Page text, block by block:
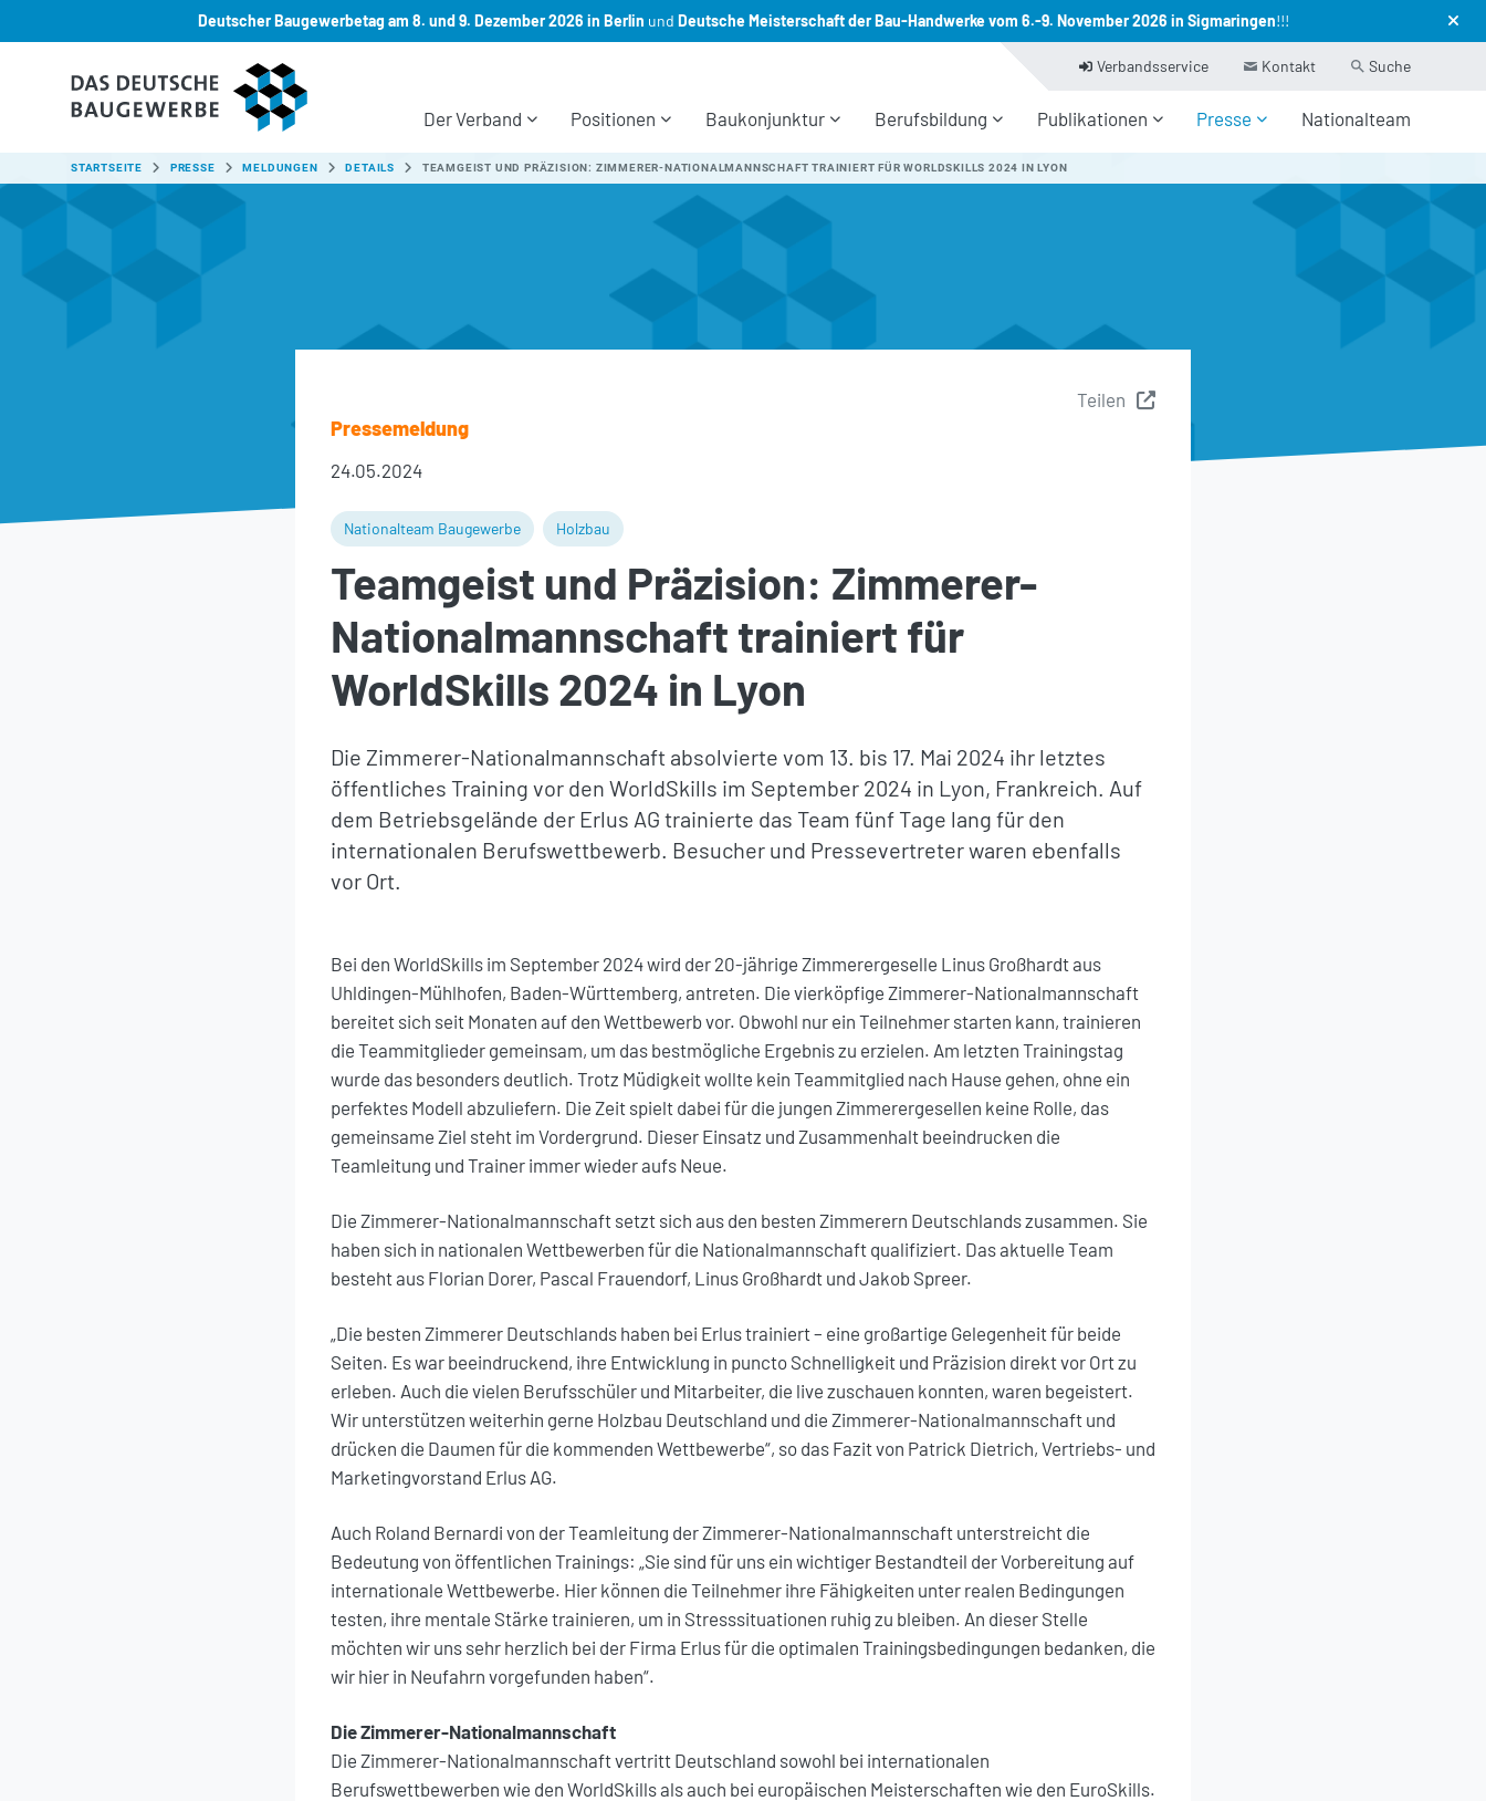
Deutscher Baugewerbetag am 8. und 9. Dezember 2026 in Berlin und Deutsche Meisterschaft der Bau-Handwerke vom 6.-9. November 2026 in Sigmaringen!!!
Der Verband Positionen Baukonjunktur Berufsbildung Publikationen Presse Nationalteam
Verbandsservice Kontakt Suche
SIE SIND HIER:
STARTSEITE PRESSE MELDUNGEN DETAILS TEAMGEIST UND PRÄZISION: ZIMMERER-NATIONALMANNSCHAFT TRAINIERT FÜR WORLDSKILLS 2024 IN LYON
Teilen
Pressemeldung
24.05.2024
Nationalteam Baugewerbe Holzbau
Teamgeist und Präzision: Zimmerer-
Nationalmannschaft trainiert für
WorldSkills 2024 in Lyon
Die Zimmerer-Nationalmannschaft absolvierte vom 13. bis 17. Mai 2024 ihr letztes
öffentliches Training vor den WorldSkills im September 2024 in Lyon, Frankreich. Auf
dem Betriebsgelände der Erlus AG trainierte das Team fünf Tage lang für den
internationalen Berufswettbewerb. Besucher und Pressevertreter waren ebenfalls
vor Ort.
Bei den WorldSkills im September 2024 wird der 20-jährige Zimmerergeselle Linus Großhardt aus
Uhldingen-Mühlhofen, Baden-Württemberg, antreten. Die vierköpfige Zimmerer-Nationalmannschaft
bereitet sich seit Monaten auf den Wettbewerb vor. Obwohl nur ein Teilnehmer starten kann, trainieren
die Teammitglieder gemeinsam, um das bestmögliche Ergebnis zu erzielen. Am letzten Trainingstag
wurde das besonders deutlich. Trotz Müdigkeit wollte kein Teammitglied nach Hause gehen, ohne ein
perfektes Modell abzuliefern. Die Zeit spielt dabei für die jungen Zimmerergesellen keine Rolle, das
gemeinsame Ziel steht im Vordergrund. Dieser Einsatz und Zusammenhalt beeindrucken die
Teamleitung und Trainer immer wieder aufs Neue.
Die Zimmerer-Nationalmannschaft setzt sich aus den besten Zimmerern Deutschlands zusammen. Sie
haben sich in nationalen Wettbewerben für die Nationalmannschaft qualifiziert. Das aktuelle Team
besteht aus Florian Dorer, Pascal Frauendorf, Linus Großhardt und Jakob Spreer.
„Die besten Zimmerer Deutschlands haben bei Erlus trainiert – eine großartige Gelegenheit für beide
Seiten. Es war beeindruckend, ihre Entwicklung in puncto Schnelligkeit und Präzision direkt vor Ort zu
erleben. Auch die vielen Berufsschüler und Mitarbeiter, die live zuschauen konnten, waren begeistert.
Wir unterstützen weiterhin gerne Holzbau Deutschland und die Zimmerer-Nationalmannschaft und
drücken die Daumen für die kommenden Wettbewerbe“, so das Fazit von Patrick Dietrich, Vertriebs- und
Marketingvorstand Erlus AG.
Auch Roland Bernardi von der Teamleitung der Zimmerer-Nationalmannschaft unterstreicht die
Bedeutung von öffentlichen Trainings: „Sie sind für uns ein wichtiger Bestandteil der Vorbereitung auf
internationale Wettbewerbe. Hier können die Teilnehmer ihre Fähigkeiten unter realen Bedingungen
testen, ihre mentale Stärke trainieren, um in Stresssituationen ruhig zu bleiben. An dieser Stelle
möchten wir uns sehr herzlich bei der Firma Erlus für die optimalen Trainingsbedingungen bedanken, die
wir hier in Neufahrn vorgefunden haben“.
Die Zimmerer-Nationalmannschaft
Die Zimmerer-Nationalmannschaft vertritt Deutschland sowohl bei internationalen
Berufswettbewerben wie den WorldSkills als auch bei europäischen Meisterschaften wie den EuroSkills.